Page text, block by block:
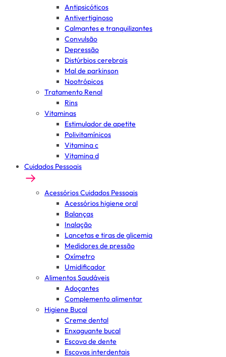
Antipsicóticos
Antivertiginoso
Calmantes e tranquilizantes
Convulsão
Depressão
Distúrbios cerebrais
Mal de parkinson
Nootrópicos
Tratamento Renal
Rins
Vitaminas
Estimulador de apetite
Polivitamínicos
Vitamina c
Vitamina d
Cuidados Pessoais
Acessórios Cuidados Pessoais
Acessórios higiene oral
Balanças
Inalação
Lancetas e tiras de glicemia
Medidores de pressão
Oxímetro
Umidificador
Alimentos Saudáveis
Adoçantes
Complemento alimentar
Higiene Bucal
Creme dental
Enxaguante bucal
Escova de dente
Escovas interdentais